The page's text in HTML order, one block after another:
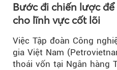
Bước đi chiến lược
cho lĩnh vực cốt lõi
Việc Tập đoàn Công
gia Việt Nam
thoái vốn tại Ngân hàng